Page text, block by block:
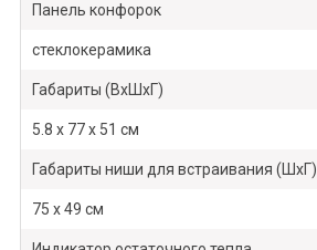
Панель конфорок
стеклокерамика
Габариты (ВхШхГ)
5.8 х 77 х 51 см
Габариты ниши для встраивания (ШхГ)
75 х 49 см